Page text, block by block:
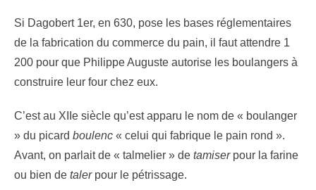
Si Dagobert 1er, en 630, pose les bases réglementaires
de la fabrication du commerce du pain, il faut attendre 1
200 pour que Philippe Auguste autorise les boulangers à
construire leur four chez eux.
C’est au XIIe siècle qu’est apparu le nom de « boulanger
» du picard boulenc « celui qui fabrique le pain rond ».
Avant, on parlait de « talmelier » de tamiserpour la farine
ou bien de talerpour le pétrissage.